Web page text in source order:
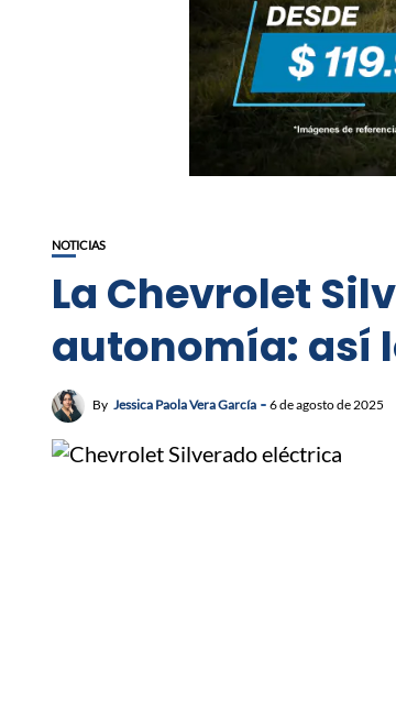
NOTICIAS
La Chevrolet
autonomía: así
By Jessica Paola Vera García 6 de agosto de 2025